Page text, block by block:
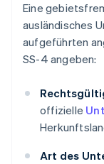
Eine
ausländisches
aufgeführten
SS-4 angeben:
offizielle
Art des